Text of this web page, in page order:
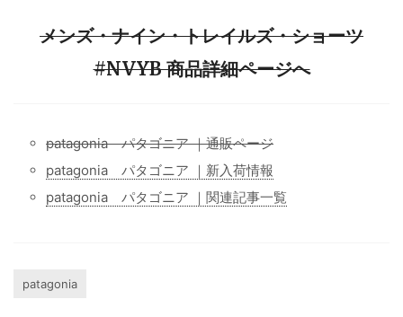
メンズ・ナイン・トレイルズ・ショーツ
#NVYB 商品詳細ページへ
patagonia パタゴニア ｜通販ページ
patagonia パタゴニア ｜新入荷情報
patagonia パタゴニア ｜関連記事一覧
patagonia